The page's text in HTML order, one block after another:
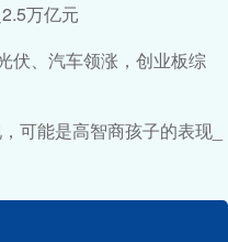
万亿元
伏、汽车领涨，创业板综
可能是高智商孩子的表现_